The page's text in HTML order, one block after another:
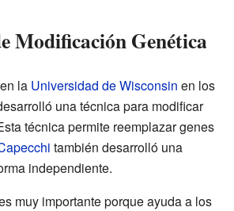
Modificación Genética
la Universidad de Wisconsin en los
una técnica para modificar
técnica permite reemplazar genes
también desarrolló una
independiente.
muy importante porque ayuda a los